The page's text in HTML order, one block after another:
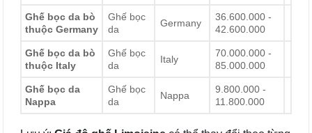
Ghế bọc da bò
thuộc Germany
Ghế bọc
da
Germany
36.600.000 -
42.600.000
Ghế bọc da bò
thuộc Italy
Ghế bọc
da
Italy
70.000.000 -
85.000.000
Ghế bọc da
Nappa
Ghế bọc
da
Nappa
9.800.000 -
11.800.000